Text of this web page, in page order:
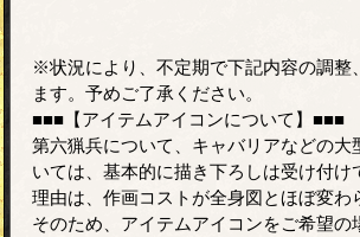
※状況により、不定期で下記内容の調整
ます。予めご了承ください。
■■■【アイテムアイコンについて】■■■
第六猟兵について、キャバリアなどの大
いては、基本的に描き下ろしは受け付け
理由は、作画コストが全身図とほぼ変わ
そのため、アイテムアイコンをご希望の